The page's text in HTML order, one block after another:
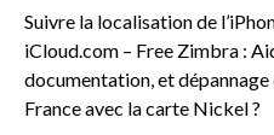
Suivre la localisation de
iCloud.com – Free Zimbra :
documentation, et dépannage
France avec la carte Nickel ?